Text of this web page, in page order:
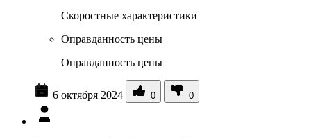
Скоростные характеристики
Оправданность цены
Оправданность цены
6 октября 2024 0 0